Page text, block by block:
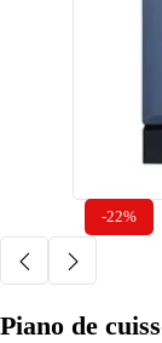
-22%
Piano de